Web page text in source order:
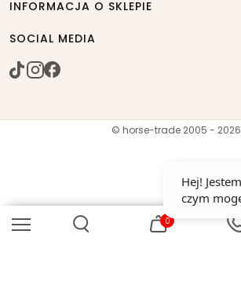
0
INFORMACJA O SKLEPIE
SOCIAL MEDIA
© horse-trade 2005 - 2026